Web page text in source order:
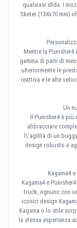
qualsiasi sfida. I
Sketer (134x70 mm)
Mentre la
gamma di parti di
ulteriormente le
reattiva e le alte
Un
Il Punisher4 è più
abbracciare
l\'agilità di un
design robusto e
Kagama4
Kagama4 e
truck, ognuno con
iconici design
Kagama o lo stile
la stessa esperienza